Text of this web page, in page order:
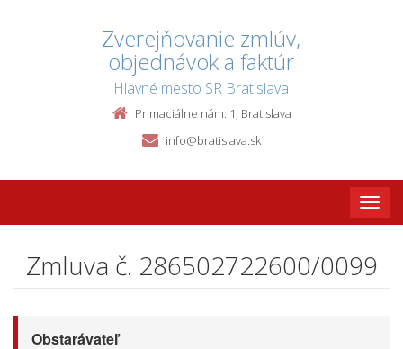
Zverejňovanie zmlúv,
objednávok a faktúr
Hlavné mesto SR Bratislava
Primaciálne nám. 1, Bratislava
info@bratislava.sk
Toggle
Zmluva č. 286502722600/0099
Obstarávateľ